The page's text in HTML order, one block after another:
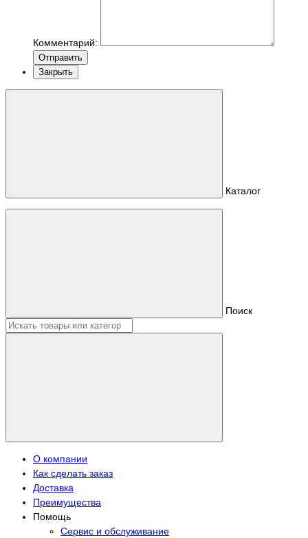
Комментарий:
Отправить
Закрыть
Каталог
Поиск
О компании
Как сделать заказ
Доставка
Преимущества
Помощь
Сервис и обслуживание